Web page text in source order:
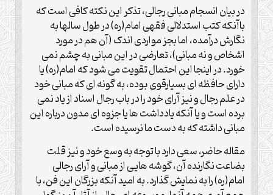
در بیان انسجام مبانی رجالی، تذکر این نکته کافی است که
باآنکه کتب استدلالی فقهی امام(ره) در طول سالها به
نگارش درآمده، اما بجز مواردی اندک (آن هم در مورد
اشخاص و نه مبانی)، تعارضی در این مبانی به چشم نمی
خورد. در اینجا این احتمال تقویت می شود که امام(ره) یا
دارای حافظه ای بسیارقوی بوده، به گونه ای که مبانی خود
در علم رجال و نیز آرای خود را در باب رجال اسناد از یاد نمی
برده است و یا آنکه یادداشت ها یا جزوه ای مدون درباره این
مبانی داشته که به دست ما نرسیده است.
مقاله حاضر، سعی دارد با توجه به وسع خود و نیز قلت
بضاعت نگارنده آن، گوشه هایی از مبانی و آرای رجالی
امام(ره) را به نمایش گذارد. به امید آنکه بزرگان این فن، با